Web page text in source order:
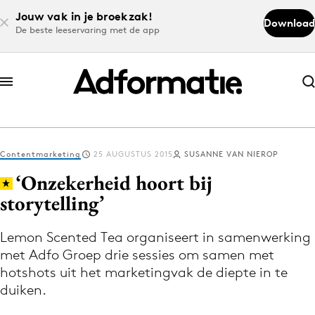
Jouw vak in je broekzak!
De beste leeservaring met de app
Download
Abonneer nu
Abonneer nu
Log in
Volg het laatste nieuws via de Adformatie
Nieuws app
Contentmarketing 25 AUGUSTUS 2015 SUSANNE VAN NIEROP
‘Onzekerheid hoort bij
storytelling’
Lemon Scented Tea organiseert in samenwerking
met Adfo Groep drie sessies om samen met
hotshots uit het marketingvak de diepte in te
duiken.